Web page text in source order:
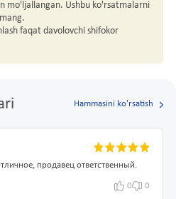
mo'ljallangan. Ushbu ko'rsatmalarni
faqat davolovchi shifokor
Hammasini ko'rsatish
продавец ответственный.
0 0